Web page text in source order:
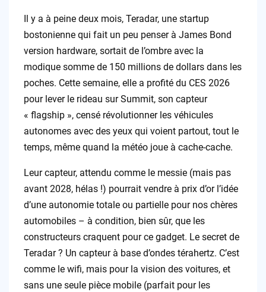
Il y a à peine deux mois, Teradar, une startup
bostonienne qui fait un peu penser à James Bond
version hardware, sortait de l’ombre avec la
modique somme de 150 millions de dollars dans les
poches. Cette semaine, elle a profité du CES 2026
pour lever le rideau sur Summit, son capteur
« flagship », censé révolutionner les véhicules
autonomes avec des yeux qui voient partout, tout le
temps, même quand la météo joue à cache-cache.
Leur capteur, attendu comme le messie (mais pas
avant 2028, hélas !) pourrait vendre à prix d’or l’idée
d’une autonomie totale ou partielle pour nos chères
automobiles – à condition, bien sûr, que les
constructeurs craquent pour ce gadget. Le secret de
Teradar ? Un capteur à base d’ondes térahertz. C’est
comme le wifi, mais pour la vision des voitures, et
sans une seule pièce mobile (parfait pour les